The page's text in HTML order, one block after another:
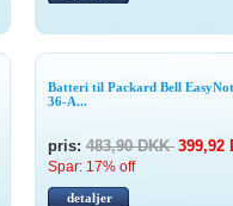
Batteri til Packard Bell
36-A...
pris: 483,90 DKK 399,92
Spar: 17% off
detaljer